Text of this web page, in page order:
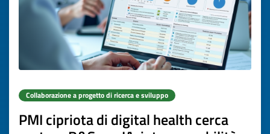
Collaborazione a progetto di ricerca e sviluppo
PMI cipriota di digital health cerca